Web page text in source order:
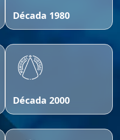
Década 1980
Década 2000